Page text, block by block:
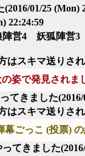
(2016/01/25 (Mon)
22:24:59
陣営4 妖狐陣営
はスキマ送りさ
姿で発見されま
てきました
はスキマ送りさ
幕ごっこ (投票)
てきました